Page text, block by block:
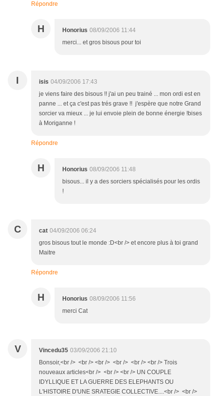
Répondre
H Honorius 08/09/2006 11:44
merci... et gros bisous pour toi
I isis 04/09/2006 17:43
je viens faire des bisous !! j'ai un peu trainé ... mon ordi est en
panne ... et ça c'est pas trés grave !! j'espère que notre Grand
sorcier va mieux ... je lui envoie plein de bonne énergie !bises
à Moriganne !
Répondre
H Honorius 08/09/2006 11:48
bisous... il y a des sorciers spécialisés pour les ordis
!
C cat 04/09/2006 06:24
gros bisous tout le monde :D<br /> et encore plus à toi grand
Maitre
Répondre
H Honorius 08/09/2006 11:56
merci Cat
V Vincedu35 03/09/2006 21:10
Bonsoir,<br /> <br /> <br /> <br /> <br /> <br /> Trois
nouveaux articles<br /> <br /> <br /> UN COUPLE
IDYLLIQUE ET LA GUERRE DES ELEPHANTS OU
L'HISTOIRE D'UNE SRATEGIE COLLECTIVE....<br /> <br />